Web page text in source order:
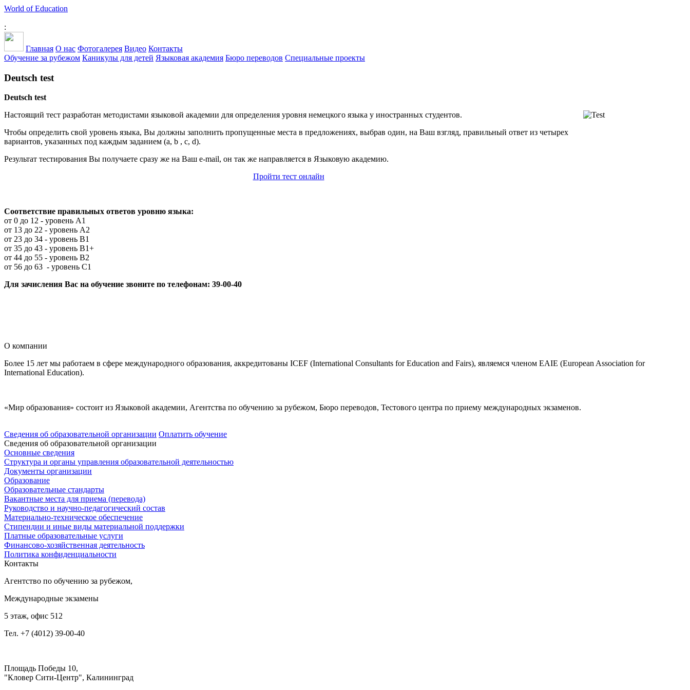
World of Education
:
Главная О нас Фотогалерея Видео Контакты
Обучение за рубежом Каникулы для детей Языковая академия Бюро переводов Специальные проекты
Deutsch test
Deutsch test
Настоящий тест разработан методистами языковой академии для определения уровня немецкого языка у иностранных студентов.
Чтобы определить свой уровень языка, Вы должны заполнить пропущенные места в предложениях, выбрав один, на Ваш взгляд, правильный ответ из четырех
вариантов, указанных под каждым заданием (a, b , c, d).
Результат тестирования Вы получаете сразу же на Ваш e-mail, он так же направляется в Языковую академию.
Пройти тест онлайн
Соответствие правильных ответов уровню языка:
от 0 до 12 - уровень А1
от 13 до 22 - уровень А2
от 23 до 34 - уровень В1
от 35 до 43 - уровень В1+
от 44 до 55 - уровень В2
от 56 до 63 - уровень С1
Для зачисления Вас на обучение звоните по телефонам: 39-00-40
О компании
Более 15 лет мы работаем в сфере международного образования, аккредитованы ICEF (International Consultants for Education and Fairs), являемся членом EAIE (European Association for
International Education).
«Мир образования» состоит из Языковой академии, Агентства по обучению за рубежом, Бюро переводов, Тестового центра по приему международных экзаменов.
Сведения об образовательной организации Оплатить обучение
Сведения об образовательной организации
Основные сведения
Структура и органы управления образовательной деятельностью
Документы организации
Образование
Образовательные стандарты
Вакантные места для приема (перевода)
Руководство и научно-педагогический состав
Материально-техническое обеспечение
Стипендии и иные виды материальной поддержки
Платные образовательные услуги
Финансово-хозяйственная деятельность
Политика конфиденциальности
Контакты
Агентство по обучению за рубежом,
Международные экзамены
5 этаж, офис 512
Тел. +7 (4012) 39-00-40
Площадь Победы 10,
"Кловер Сити-Центр", Калининград